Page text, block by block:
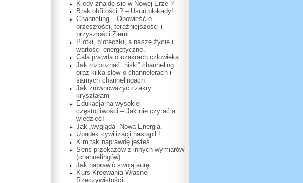
Kiedy znajdę się w Nowej Erze ?
Brak obfitości ? – Usuń blokady!
Channeling – Opowieść o
przeszłości, teraźniejszości i
przyszłości Ziemi.
Plotki, ploteczki, a nasze życie i
wartości energetyczne.
Cała prawda o czakrach człowieka.
Jak rozpoznać „niski” channeling
oraz kilka słów o channelerach i
samych channelingach
Jak zrównoważyć czakry
kryształami
Edukacja na wysokiej
częstotliwości – Jak nie czytać a
wiedzieć!
Jak „wygląda” Nowa Energia.
Upadek cywilizacji nastąpił !
Kim tak naprawdę jesteś
Sens przekazów z innych wymiarów
(channelingów).
Jak naprawić swoją aurę
Kurs Kreowania Własnej
Rzeczywistości